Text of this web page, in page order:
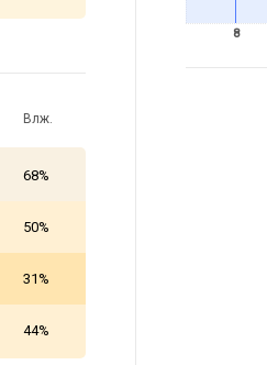
Влж.
68%
50%
31%
44%
8